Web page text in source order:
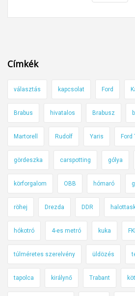
e
b
r
á
s
a
d
n
g
á
z
Címkék
választás kapcsolat Ford
Brabus hivatalos Brabusz
Martorell Rudolf Yaris Ford
gördeszka carspotting gólya
körforgalom OBB hómaró
röhej Drezda DDR
hókotró 4-es metró kuka
túlméretes szerelvény üldözés
tapolca királynő Trabant